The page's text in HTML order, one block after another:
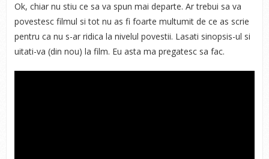
Ok, chiar nu stiu ce sa va spun mai departe. Ar trebui sa va
povestesc filmul si tot nu as fi foarte multumit de ce as scrie
pentru ca nu s-ar ridica la nivelul povestii. Lasati sinopsis-ul si
uitati-va (din nou) la film. Eu asta ma pregatesc sa fac.